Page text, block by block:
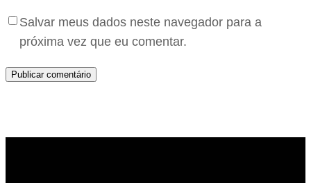
Salvar meus dados neste navegador para a
próxima vez que eu comentar.